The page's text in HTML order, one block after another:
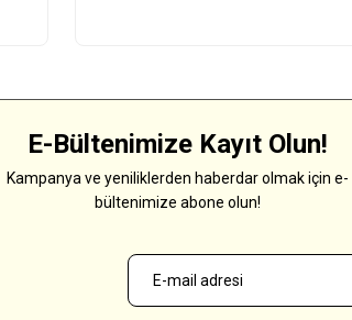
E-Bültenimize Kayıt Olun!
Kampanya ve yeniliklerden haberdar olmak için e-
bültenimize abone olun!